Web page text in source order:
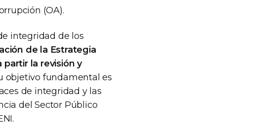
(OA).
integridad de los
de la Estrategia
la revisión y
objetivo fundamental es
de integridad y las
del Sector Público